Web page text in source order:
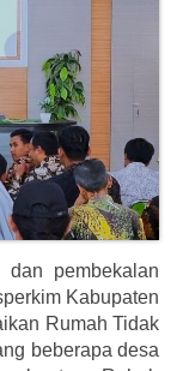
pembekalan
Kabupaten
Rumah Tidak
beberapa desa